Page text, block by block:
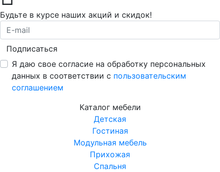
Будьте в курсе наших акций и скидок!
Подписаться
Я даю свое согласие на обработку персональных
данных в соответствии с пользовательским
соглашением
Каталог мебели
Детская
Гостиная
Модульная мебель
Прихожая
Спальня